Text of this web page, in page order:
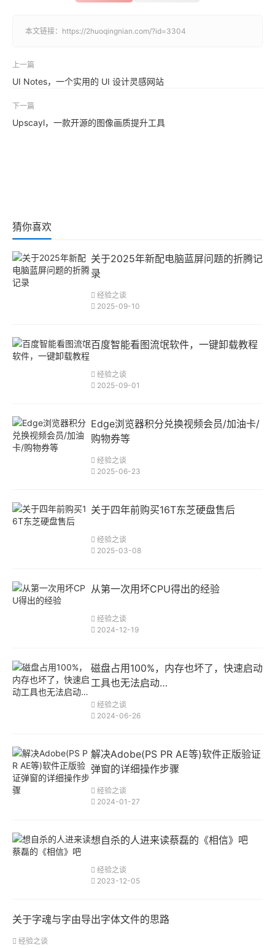
本文链接： https://2huoqingnian.com/?id=3304
上一篇
UI Notes，一个实用的 UI 设计灵感网站
下一篇
Upscayl，一款开源的图像画质提升工具
猜你喜欢
关于2025年新配电脑蓝屏问题的折腾记
录
经验之谈
2025-09-10
百度智能看图流氓软件，一键卸载教程
经验之谈
2025-09-01
Edge浏览器积分兑换视频会员/加油卡/
购物券等
经验之谈
2025-06-23
关于四年前购买16T东芝硬盘售后
经验之谈
2025-03-08
从第一次用坏CPU得出的经验
经验之谈
2024-12-19
磁盘占用100%，内存也坏了，快速启动
工具也无法启动…
经验之谈
2024-06-26
解决Adobe(PS PR AE等)软件正版验证
弹窗的详细操作步骤
经验之谈
2024-01-27
想自杀的人进来读蔡磊的《相信》吧
经验之谈
2023-12-05
关于字魂与字由导出字体文件的思路
经验之谈